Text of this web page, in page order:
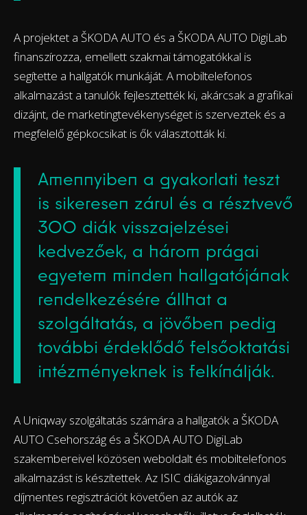
A projektet a ŠKODA AUTO és a ŠKODA AUTO DigiLab
finanszírozza, emellett szakmai támogatókkal is
segítette a hallgatók munkáját. A mobiltelefonos
alkalmazást a tanulók fejlesztették ki, akárcsak a grafikai
dizájnt, de marketingtevékenységet is szerveztek és a
megfelelő gépkocsikat is ők választották ki.
Amennyiben a gyakorlati teszt
is sikeresen zárul és a résztvevő
300 diák visszajelzései
kedvezőek, a három prágai
egyetem minden hallgatójának
rendelkezésére állhat a
szolgáltatás, a jövőben pedig
további érdeklődő felsőoktatási
intézményeknek is felkínálják.
A Uniqway szolgáltatás számára a hallgatók a ŠKODA
AUTO Csehország és a ŠKODA AUTO DigiLab
szakembereivel közösen weboldalt és mobiltelefonos
alkalmazást is készítettek. Az ISIC diákigazolvánnyal
díjmentes regisztrációt követően az autók az